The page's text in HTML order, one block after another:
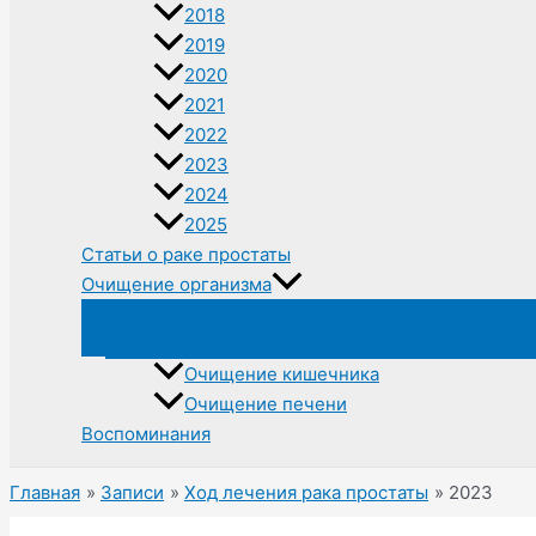
2018
2019
2020
2021
2022
2023
2024
2025
Статьи о раке простаты
Очищение организма
Очищение кишечника
Очищение печени
Воспоминания
Главная Записи Ход лечения рака простаты 2023